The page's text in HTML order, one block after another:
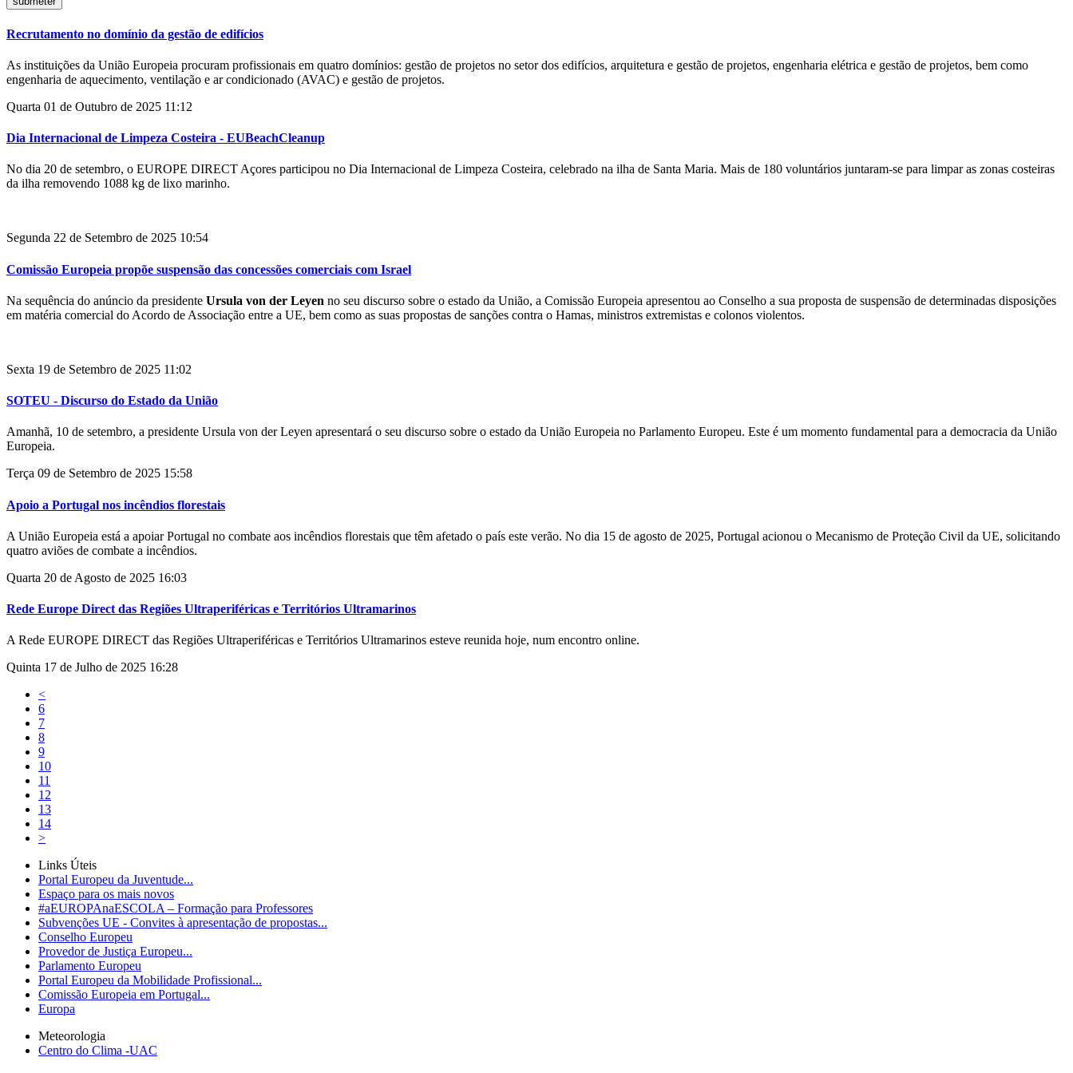
Recrutamento no domínio da gestão de edifícios
As instituições da União Europeia procuram profissionais em quatro domínios: gestão de projetos no setor dos edifícios, arquitetura e gestão de projetos, engenharia elétrica e gestão de projetos, bem como
engenharia de aquecimento, ventilação e ar condicionado (AVAC) e gestão de projetos.
Quarta 01 de Outubro de 2025 11:12
Dia Internacional de Limpeza Costeira - EUBeachCleanup
No dia 20 de setembro, o EUROPE DIRECT Açores participou no Dia Internacional de Limpeza Costeira, celebrado na ilha de Santa Maria. Mais de 180 voluntários juntaram-se para limpar as zonas costeiras
da ilha removendo 1088 kg de lixo marinho.
Segunda 22 de Setembro de 2025 10:54
Comissão Europeia propõe suspensão das concessões comerciais com Israel
Na sequência do anúncio da presidente Ursula von der Leyen no seu discurso sobre o estado da União, a Comissão Europeia apresentou ao Conselho a sua proposta de suspensão de determinadas disposições
em matéria comercial do Acordo de Associação entre a UE, bem como as suas propostas de sanções contra o Hamas, ministros extremistas e colonos violentos.
Sexta 19 de Setembro de 2025 11:02
SOTEU - Discurso do Estado da União
Amanhã, 10 de setembro, a presidente Ursula von der Leyen apresentará o seu discurso sobre o estado da União Europeia no Parlamento Europeu. Este é um momento fundamental para a democracia da União
Europeia.
Terça 09 de Setembro de 2025 15:58
Apoio a Portugal nos incêndios florestais
A União Europeia está a apoiar Portugal no combate aos incêndios florestais que têm afetado o país este verão. No dia 15 de agosto de 2025, Portugal acionou o Mecanismo de Proteção Civil da UE, solicitando
quatro aviões de combate a incêndios.
Quarta 20 de Agosto de 2025 16:03
Rede Europe Direct das Regiões Ultraperiféricas e Territórios Ultramarinos
A Rede EUROPE DIRECT das Regiões Ultraperiféricas e Territórios Ultramarinos esteve reunida hoje, num encontro online.
Quinta 17 de Julho de 2025 16:28
<
6
7
8
9
10
11
12
13
14
>
Links Úteis
Portal Europeu da Juventude...
Espaço para os mais novos
#aEUROPAnaESCOLA – Formação para Professores
Subvenções UE - Convites à apresentação de propostas...
Conselho Europeu
Provedor de Justiça Europeu...
Parlamento Europeu
Portal Europeu da Mobilidade Profissional...
Comissão Europeia em Portugal...
Europa
Meteorologia
Centro do Clima -UAC